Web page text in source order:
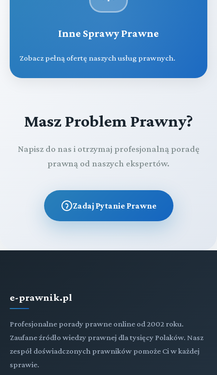
Inne Sprawy Prawne
Zobacz pełną ofertę naszych usług prawnych.
Masz Problem Prawny?
Napisz do nas i otrzymaj profesjonalną poradę
prawną od naszych ekspertów.
Zadaj Pytanie Prawne
e-prawnik.pl
Profesjonalne porady prawne online od 2002 roku.
Zaufane źródło wiedzy prawnej dla tysięcy Polaków. Nasz
zespół doświadczonych prawników pomoże Ci w każdej
sprawie.